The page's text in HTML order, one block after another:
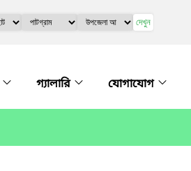
দেখুন
গ্যালারি যোগাযোগ